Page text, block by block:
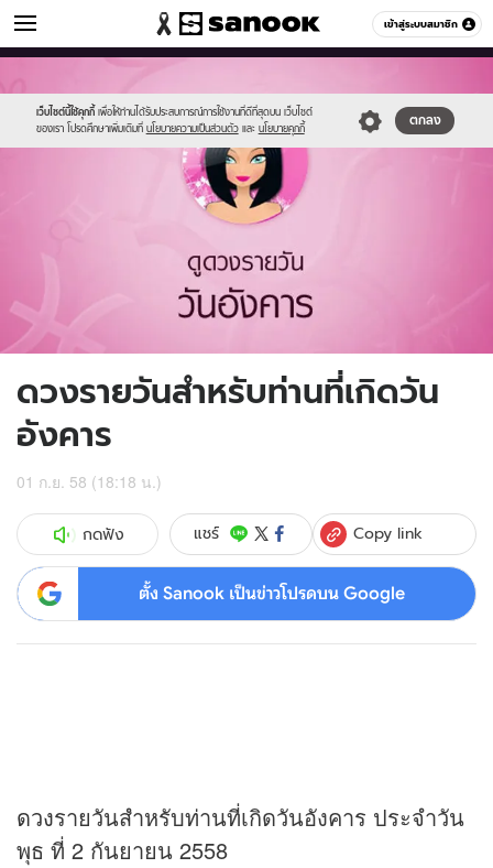
เข้าสู่ระบบสมาชิก
ดูดวง หมวดอื่นๆ
เว็บไซต์นี้ใช้คุกกี้ เพื่อให้ท่านได้รับประสบการณ์การใช้งานที่ดีที่สุดบน เว็บไซต์
ของเรา โปรดศึกษาเพิ่มเติมที่ นโยบายความเป็นส่วนตัว และ นโยบายคุกกี้
ตกลง
new-
sanook.png
ดวงรายวันสำหรับท่านที่เกิดวัน
อังคาร
01 ก.ย. 58 (18:18 น.)
กดฟัง แชร์ Copy link
ตั้ง Sanook เป็นข่าวโปรดบน Google
ดวงรายวันสำหรับท่านที่เกิดวันอังคาร ประจำวัน
พุธ ที่ 2 กันยายน 2558